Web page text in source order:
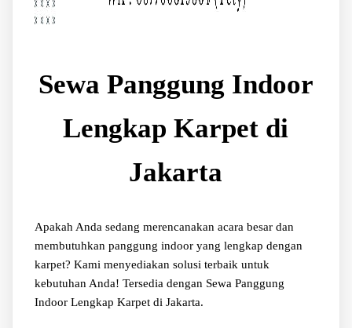
Sewa Panggung Indoor
Lengkap Karpet di
Jakarta
Apakah Anda sedang merencanakan acara besar dan
membutuhkan panggung indoor yang lengkap dengan
karpet? Kami menyediakan solusi terbaik untuk
kebutuhan Anda! Tersedia dengan Sewa Panggung
Indoor Lengkap Karpet di Jakarta.